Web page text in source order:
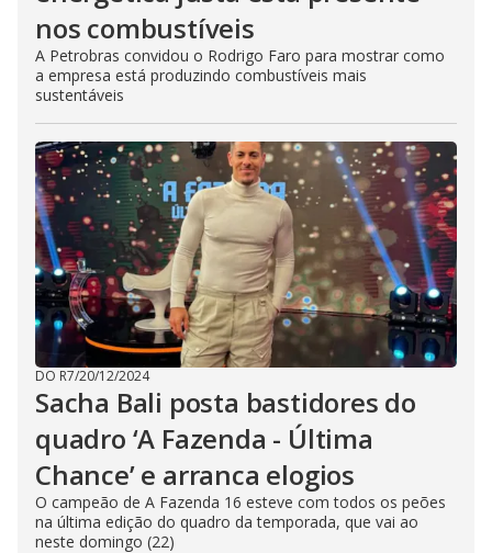
nos combustíveis
A Petrobras convidou o Rodrigo Faro para mostrar como
a empresa está produzindo combustíveis mais
sustentáveis
DO R7/20/12/2024
Sacha Bali posta bastidores do
quadro ‘A Fazenda - Última
Chance’ e arranca elogios
O campeão de A Fazenda 16 esteve com todos os peões
na última edição do quadro da temporada, que vai ao
neste domingo (22)